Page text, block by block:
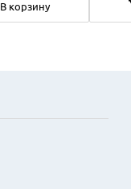
В корзину